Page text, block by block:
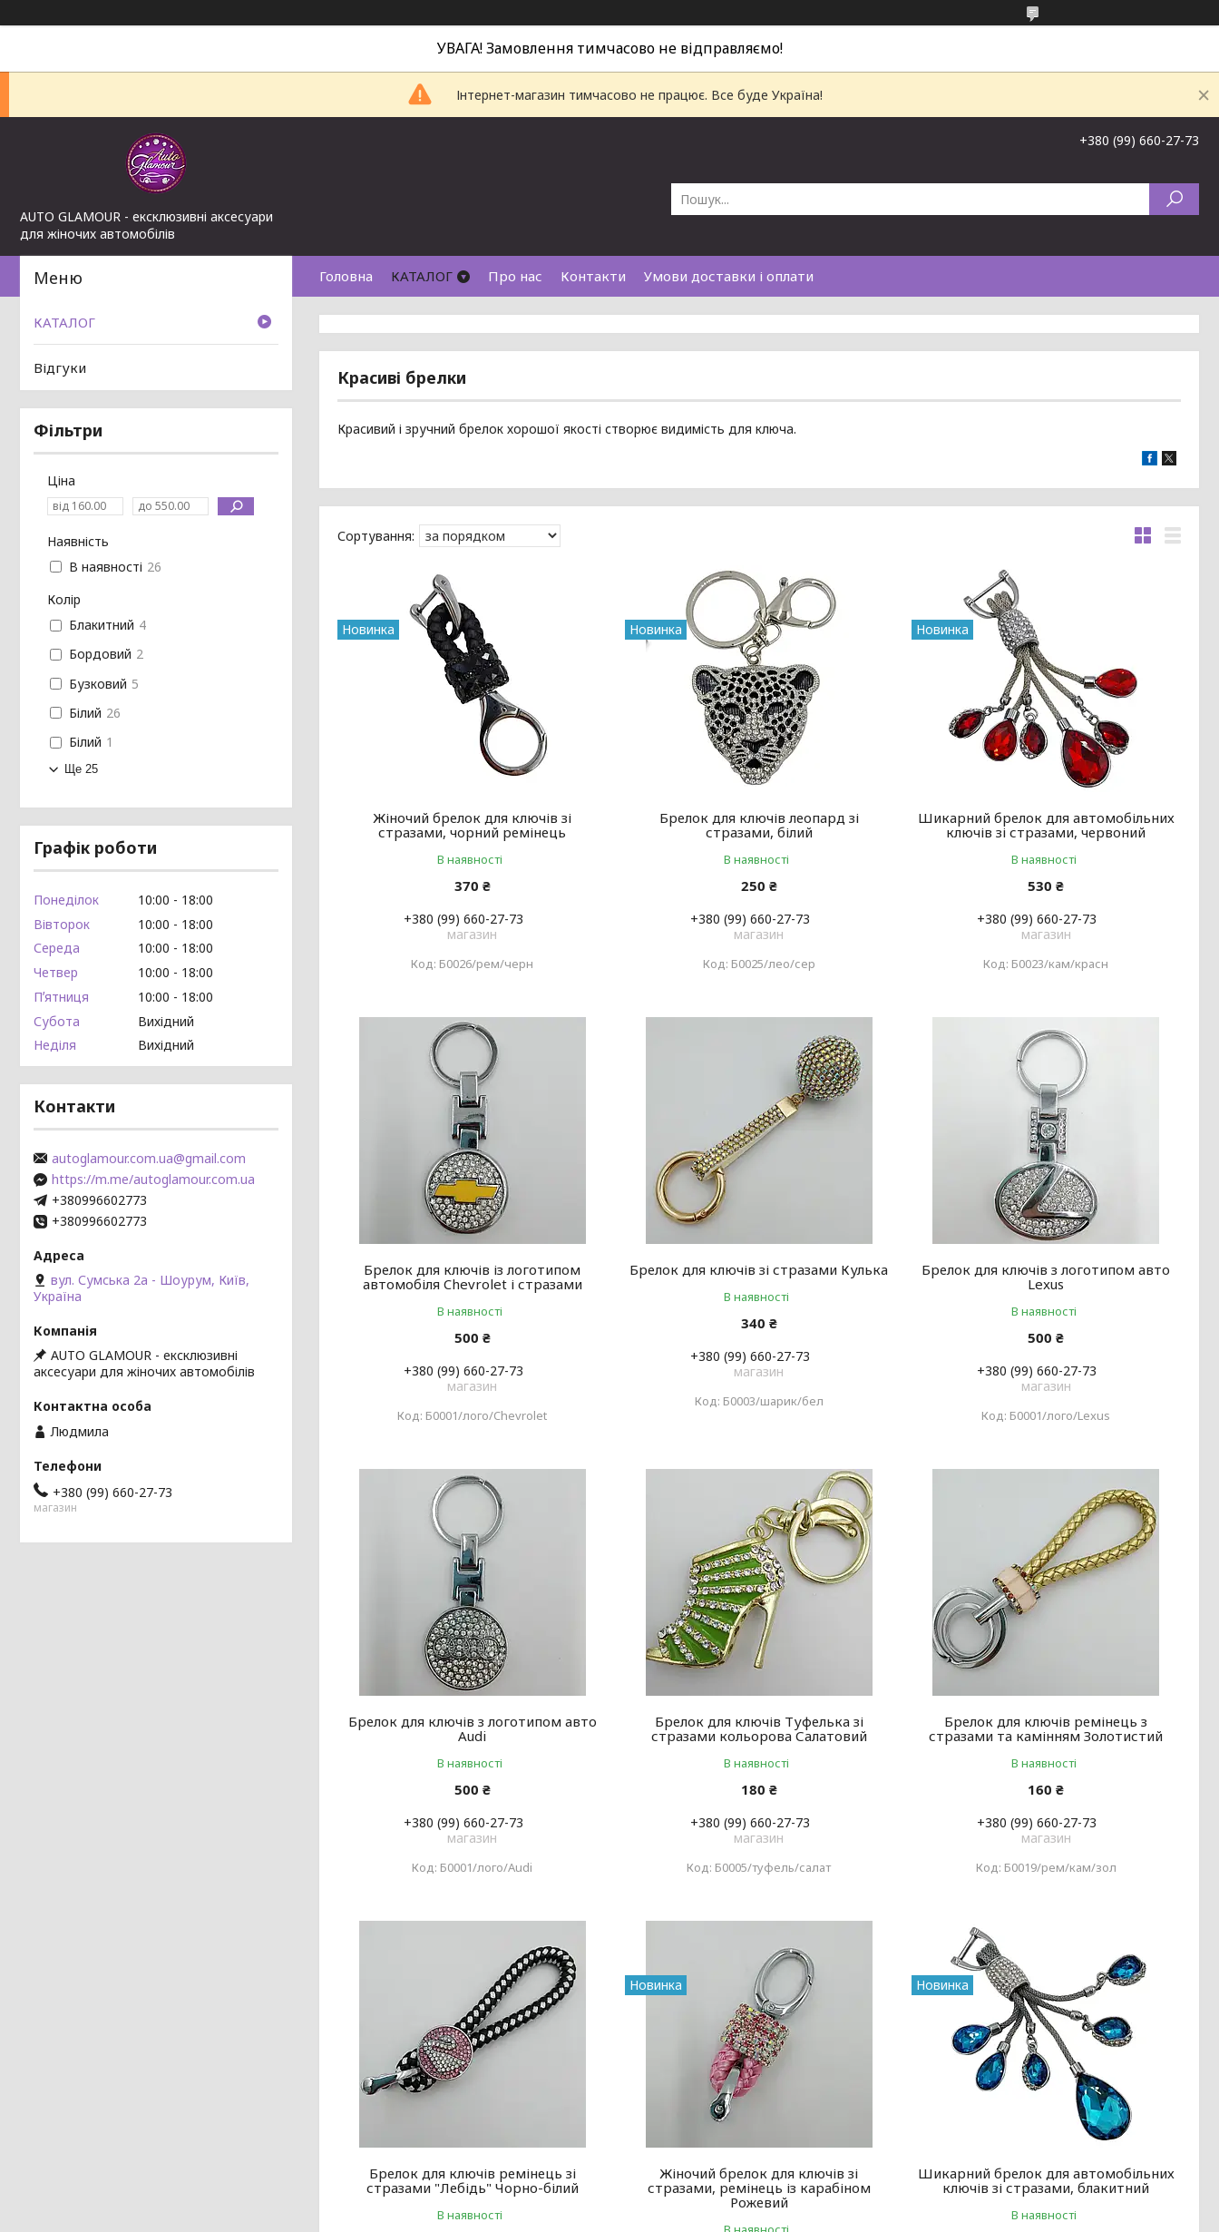
УВАГА! Замовлення тимчасово не відправляємо!
Інтернет-магазин тимчасово не працює. Все буде Україна!
AUTO GLAMOUR - ексклюзивні аксесуари
для жіночих автомобілів
+380 (99) 660-27-73
Головна КАТАЛОГ Про нас Контакти Умови доставки і оплати
Красиві брелки
Красивий і зручний брелок хорошої якості створює видимість для ключа.
Новинка
Жіночий брелок для ключів зі
стразами, чорний ремінець
В наявності
370 ₴
+380 (99) 660-27-73
магазин
Б0026/рем/черн
Новинка
Брелок для ключів леопард зі
стразами, білий
В наявності
250 ₴
+380 (99) 660-27-73
магазин
Б0025/лео/сер
Новинка
Шикарний брелок для автомобільних
ключів зі стразами, червоний
В наявності
530 ₴
+380 (99) 660-27-73
магазин
Б0023/кам/красн
Брелок для ключів із логотипом
автомобіля Chevrolet і стразами
В наявності
500 ₴
+380 (99) 660-27-73
магазин
Б0001/лого/Chevrolet
Брелок для ключів зі стразами Кулька
В наявності
340 ₴
+380 (99) 660-27-73
магазин
Б0003/шарик/бел
Брелок для ключів з логотипом авто
Lexus
В наявності
500 ₴
+380 (99) 660-27-73
магазин
Б0001/лого/Lexus
Брелок для ключів з логотипом авто
Audi
В наявності
500 ₴
+380 (99) 660-27-73
магазин
Б0001/лого/Audi
Брелок для ключів Туфелька зі
стразами кольорова Салатовий
В наявності
180 ₴
+380 (99) 660-27-73
магазин
Б0005/туфель/салат
Брелок для ключів ремінець з
стразами та камінням Золотистий
В наявності
160 ₴
+380 (99) 660-27-73
магазин
Б0019/рем/кам/зол
Брелок для ключів ремінець зі
стразами "Лебідь" Чорно-білий
В наявності
Новинка
Жіночий брелок для ключів зі
стразами, ремінець із карабіном
Рожевий
Новинка
Шикарний брелок для автомобільних
ключів зі стразами, блакитний
В наявності
КАТАЛОГ
Відгуки
Фільтри
Ціна
Наявність
В наявності 26
Колір
Блакитний 4
Бордовий 2
Бузковий 5
Білий 26
Білий 1
Ще 25
Графік роботи
Понеділок 10:00
18:00
Вівторок
10:00
18:00
Середа
10:00
18:00
Четвер
10:00
18:00
Пʼятниця
10:00
18:00
Субота
Вихідний
Неділя
Вихідний
Контакти
autoglamour.com.ua@gmail.com
https://m.me/autoglamour.com.ua
+380996602773
+380996602773
вул. Сумська 2а - Шоурум, Київ,
Україна
AUTO GLAMOUR - ексклюзивні
аксесуари для жіночих автомобілів
Людмила
+380 (99) 660-27-73
магазин